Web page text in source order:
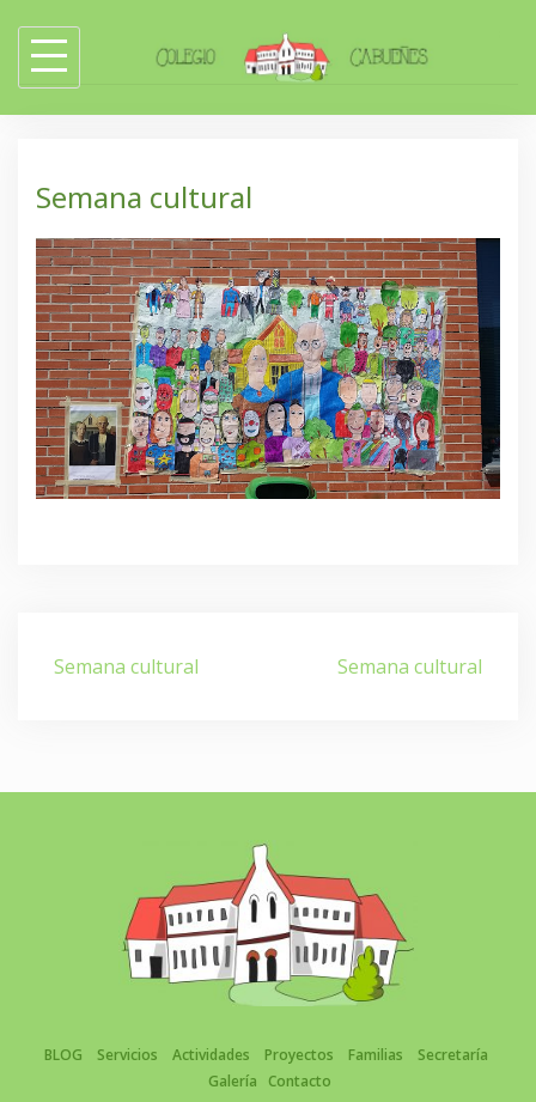
content
Semana cultural
Navegación
Semana cultural Semana cultural
BLOG Servicios Actividades Proyectos Familias
Secretaría
Galería
Contacto